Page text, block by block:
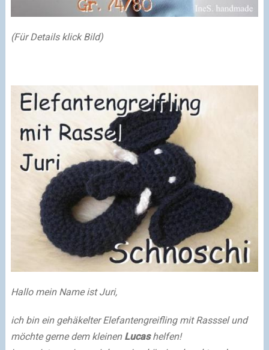
(Für Details klick Bild)
Hallo mein Name ist Juri,
ich bin ein gehäkelter Elefantengreifling mit Rasssel und
möchte gerne dem kleinen Lucashelfen!